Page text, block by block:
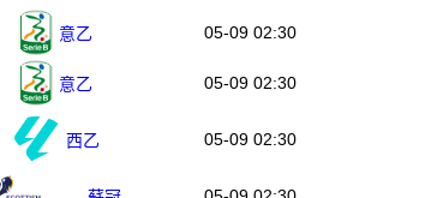
意乙 05-09 02:30
意乙 05-09 02:30
西乙 05-09 02:30